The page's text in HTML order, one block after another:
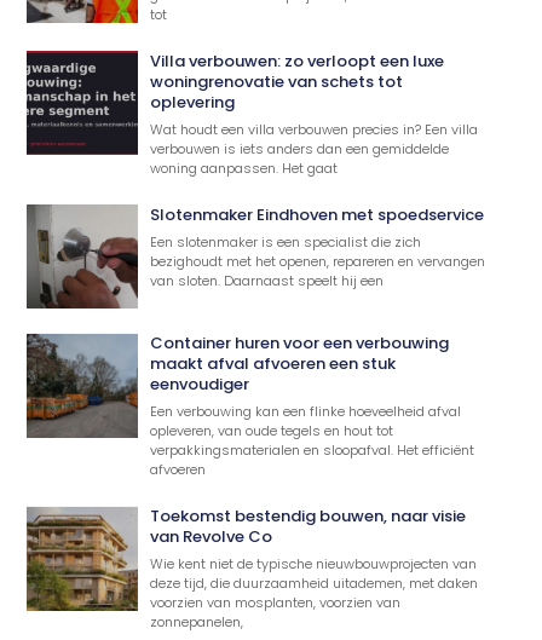
tot
Villa verbouwen: zo verloopt een luxe
woningrenovatie van schets tot
oplevering
Wat houdt een villa verbouwen precies in? Een villa
verbouwen is iets anders dan een gemiddelde
woning aanpassen. Het gaat
Slotenmaker Eindhoven met spoedservice
Een slotenmaker is een specialist die zich
bezighoudt met het openen, repareren en vervangen
van sloten. Daarnaast speelt hij een
Container huren voor een verbouwing
maakt afval afvoeren een stuk
eenvoudiger
Een verbouwing kan een flinke hoeveelheid afval
opleveren, van oude tegels en hout tot
verpakkingsmaterialen en sloopafval. Het efficiënt
afvoeren
Toekomst bestendig bouwen, naar visie
van Revolve Co
Wie kent niet de typische nieuwbouwprojecten van
deze tijd, die duurzaamheid uitademen, met daken
voorzien van mosplanten, voorzien van
zonnepanelen,